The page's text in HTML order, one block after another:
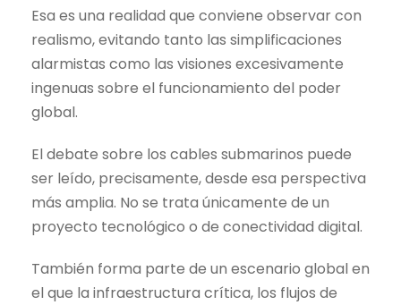
Esa es una realidad que conviene observar con
realismo, evitando tanto las simplificaciones
alarmistas como las visiones excesivamente
ingenuas sobre el funcionamiento del poder
global.
El debate sobre los cables submarinos puede
ser leído, precisamente, desde esa perspectiva
más amplia. No se trata únicamente de un
proyecto tecnológico o de conectividad digital.
También forma parte de un escenario global en
el que la infraestructura crítica, los flujos de